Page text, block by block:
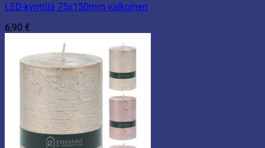
LED-kynttilä 75x150mm valkoinen
6,90 €